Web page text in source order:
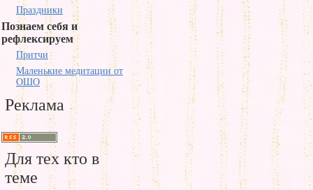
Праздники
Познаем себя и
рефлексируем
Притчи
Маленькие медитации от
ОШО
Реклама
Для тех кто в
теме